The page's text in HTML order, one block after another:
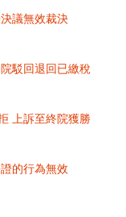
議無效裁決
駁回退回已繳稅
上訴至終院獲勝
的行為無效